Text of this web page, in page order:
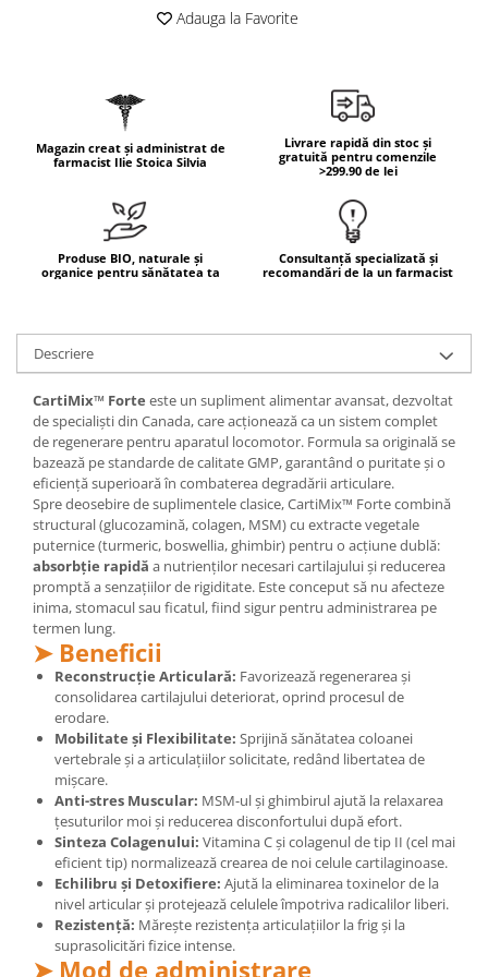
Creme SPF față
Creme SPF corp
Spray SPF
Acceleratoare bronz
Igienă Personală
Mâini și Unghii
Creme mâini
Tratamente unghii
Cosmetice coreene
Beauty of Joseon
PETITFEE
Mary & May
COSRX
BIODANCE
OOTD
Cettua
Haruharu Wonder
Medicube
ARIUL
Dr. Althea
DELLA BORN
Magneziu
Multivitamine
Omega
Probiotice
Quercetin
Resveratrol
Scortisoara
Seleniu
Seminte de in
Silimarina
Spirulina
Ulei de cocos
Ulei de peste
Ulei MCT
Vitamina A
Vitamina B
Vitamina C
Vitamina D
Vitamina E
Vitamina K
Zinc
Adauga la Favorite
Magazin creat și administrat de
farmacist Ilie Stoica Silvia
Livrare rapidă din stoc și
gratuită pentru comenzile
>299.90 de lei
Produse BIO, naturale și
organice pentru sănătatea ta
Consultanță specializată și
recomandări de la un farmacist
Descriere
CartiMix™ Forte este un supliment alimentar avansat, dezvoltat
de specialiști din Canada, care acționează ca un sistem complet
de regenerare pentru aparatul locomotor. Formula sa originală se
bazează pe standarde de calitate GMP, garantând o puritate și o
eficiență superioară în combaterea degradării articulare.
Spre deosebire de suplimentele clasice, CartiMix™ Forte combină
structural (glucozamină, colagen, MSM) cu extracte vegetale
puternice (turmeric, boswellia, ghimbir) pentru o acțiune dublă:
absorbție rapidă a nutrienților necesari cartilajului și reducerea
promptă a senzațiilor de rigiditate. Este conceput să nu afecteze
inima, stomacul sau ficatul, fiind sigur pentru administrarea pe
termen lung.
➤ Beneficii
Reconstrucție Articulară: Favorizează regenerarea și
consolidarea cartilajului deteriorat, oprind procesul de
erodare.
Mobilitate și Flexibilitate: Sprijină sănătatea coloanei
vertebrale și a articulațiilor solicitate, redând libertatea de
mișcare.
Anti-stres Muscular: MSM-ul și ghimbirul ajută la relaxarea
țesuturilor moi și reducerea disconfortului după efort.
Sinteza Colagenului: Vitamina C și colagenul de tip II (cel mai
eficient tip) normalizează crearea de noi celule cartilaginoase.
Echilibru și Detoxifiere: Ajută la eliminarea toxinelor de la
nivel articular și protejează celulele împotriva radicalilor liberi.
Rezistență: Mărește rezistența articulațiilor la frig și la
suprasolicitări fizice intense.
➤ Mod de administrare